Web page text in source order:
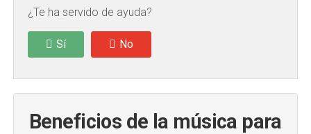
¿Te ha servido de ayuda?
Sí No
Beneficios de la música para